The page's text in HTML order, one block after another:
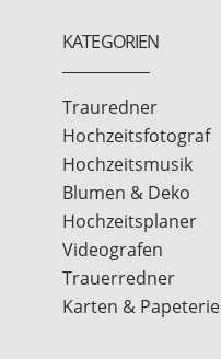
KATEGORIEN
Trauredner
Hochzeitsfotograf
Hochzeitsmusik
Blumen & Deko
Hochzeitsplaner
Videografen
Trauerredner
Karten & Papeterie